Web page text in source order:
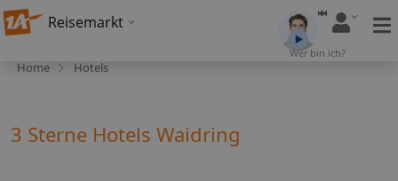
Reisemarkt
Wer bin ich?
Home Hotels
3 Sterne Hotels Waidring